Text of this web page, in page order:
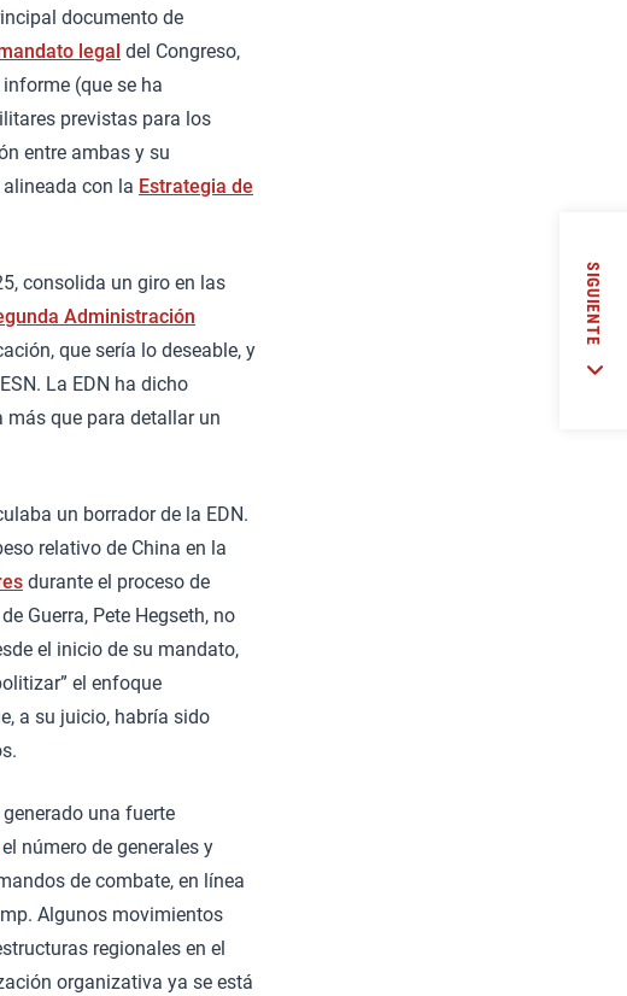
documento de
legal del Congreso,
(que se ha
previstas para los
entre ambas y su
con la Estrategia de
consolida un giro en las
Administración
que sería lo deseable, y
La EDN ha dicho
más que para detallar un
un borrador de la EDN.
relativo de China en la
durante el proceso de
Guerra, Pete Hegseth, no
el inicio de su mandato,
el enfoque
a su juicio, habría sido
una fuerte
el número de generales y
de combate, en línea
Algunos movimientos
regionales en el
organizativa ya se está
SIGUIENTE